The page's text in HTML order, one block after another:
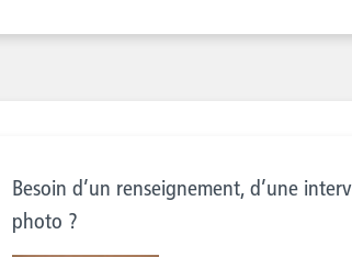
Besoin d’un renseignement, d’une
photo ?